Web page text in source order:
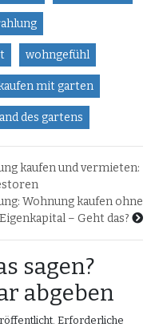
wohngefühl
mit garten
des gartens
kaufen und vermieten:
Wohnung kaufen ohne
Eigenkapital – Geht das?
sagen?
abgeben
Erforderliche